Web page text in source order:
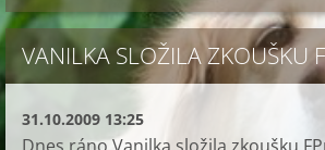
VANILKA SLOŽILA ZKOUŠKU
31.10.2009 13:25